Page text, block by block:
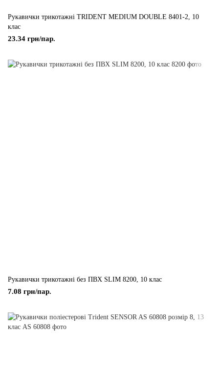
Рукавички трикотажні TRIDENT MEDIUM DOUBLE 8401-2, 10
клас
23.34 грн/пар.
Рукавички трикотажні без ПВХ SLIM 8200, 10 клас
7.08 грн/пар.